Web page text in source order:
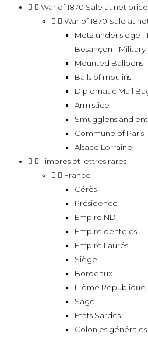
  War of 1870 Sale at net
  War of 1870 Sale at
Metz under siege
Besançon - Military
Mounted Balloons
Balls of moulins
Diplomatic Mail
Armistice
Smugglens and
Commune of Paris
Alsace Lorraine
  Timbres et lettres rares
  France
Cérès
Présidence
Empire ND
Empire dentelés
Empire Laurés
Siège
Bordeaux
III ème République
Sage
Etats Sardes
Colonies générales